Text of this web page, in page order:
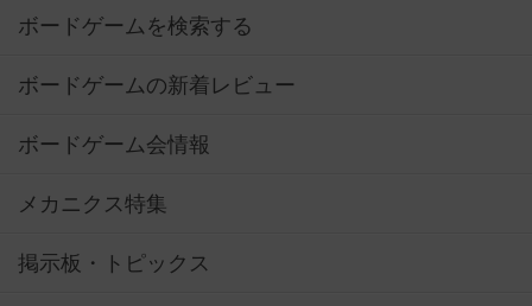
ボードゲームを検索する
ボードゲームの新着レビュー
ボードゲーム会情報
メカニクス特集
掲示板・トピックス